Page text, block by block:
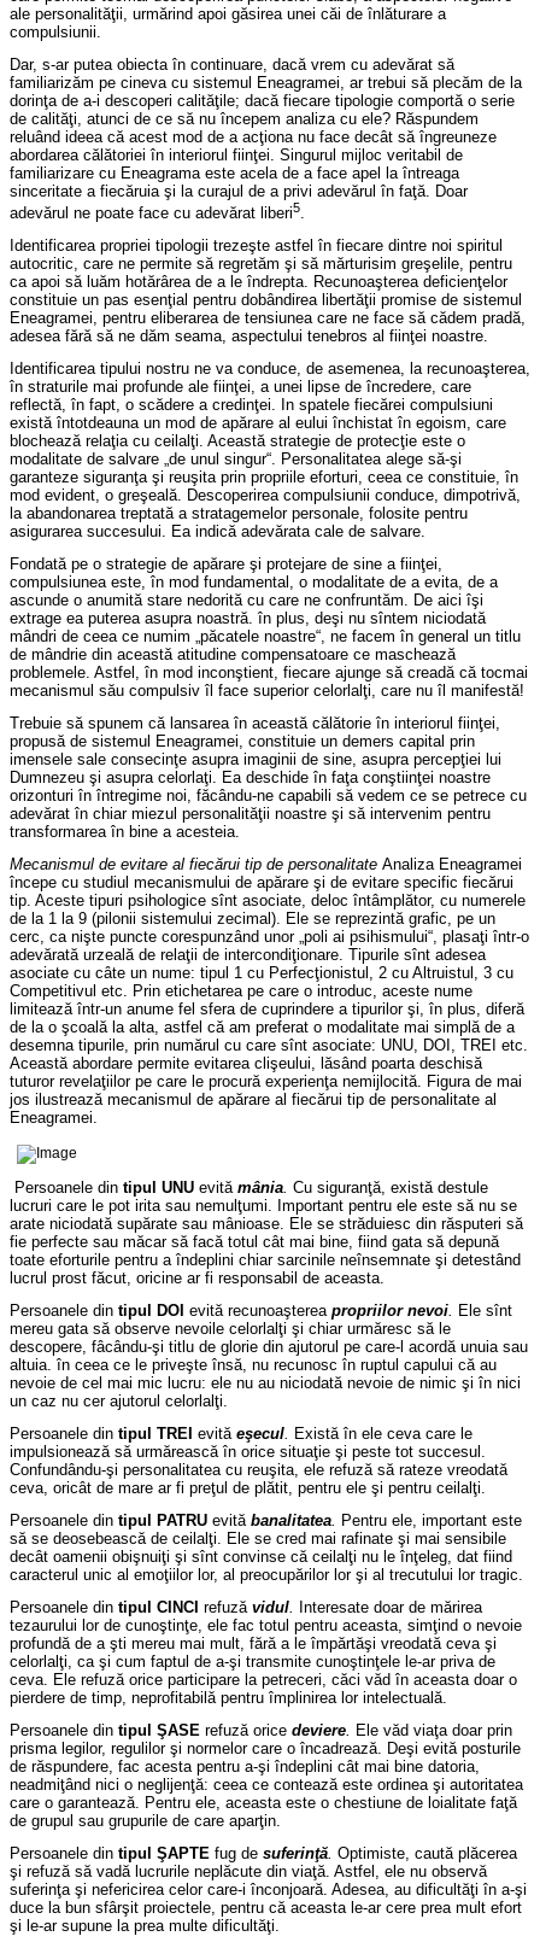
ale personalităţii, urmărind apoi găsirea unei căi de înlăturare a
compulsiunii.
Dar, s-ar putea obiecta în continuare, dacă vrem cu adevărat să
familiarizăm pe cineva cu sistemul Eneagramei, ar trebui să plecăm de la
dorinţa de a-i descoperi calităţile; dacă fiecare tipologie comportă o serie
de calităţi, atunci de ce să nu începem analiza cu ele? Răspundem
reluând ideea că acest mod de a acţiona nu face decât să îngreuneze
abordarea călătoriei în interiorul fiinţei. Singurul mijloc veritabil de
familiarizare cu Eneagrama este acela de a face apel la întreaga
sinceritate a fiecăruia şi la curajul de a privi adevărul în faţă. Doar
adevărul ne poate face cu adevărat liberi5.
Identificarea propriei tipologii trezeşte astfel în fiecare dintre noi spiritul
autocritic, care ne permite să regretăm şi să mărturisim greşelile, pentru
ca apoi să luăm hotărârea de a le îndrepta. Recunoaşterea deficienţelor
constituie un pas esenţial pentru dobândirea libertăţii promise de sistemul
Eneagramei, pentru eliberarea de tensiunea care ne face să cădem pradă,
adesea fără să ne dăm seama, aspectului tenebros al fiinţei noastre.
Identificarea tipului nostru ne va conduce, de asemenea, la recunoaşterea,
în straturile mai profunde ale fiinţei, a unei lipse de încredere, care
reflectă, în fapt, o scădere a credinţei. In spatele fiecărei compulsiuni
există întotdeauna un mod de apărare al eului închistat în egoism, care
blochează relaţia cu ceilalţi. Această strategie de protecţie este o
modalitate de salvare „de unul singur“. Personalitatea alege să-şi
garanteze siguranţa şi reuşita prin propriile eforturi, ceea ce constituie, în
mod evident, o greşeală. Descoperirea compulsiunii conduce, dimpotrivă,
la abandonarea treptată a stratagemelor personale, folosite pentru
asigurarea succesului. Ea indică adevărata cale de salvare.
Fondată pe o strategie de apărare şi protejare de sine a fiinţei,
compulsiunea este, în mod fundamental, o modalitate de a evita, de a
ascunde o anumită stare nedorită cu care ne confruntăm. De aici îşi
extrage ea puterea asupra noastră. în plus, deşi nu sîntem niciodată
mândri de ceea ce numim „păcatele noastre“, ne facem în general un titlu
de mândrie din această atitudine compensatoare ce maschează
problemele. Astfel, în mod inconştient, fiecare ajunge să creadă că tocmai
mecanismul său compulsiv îl face superior celorlalţi, care nu îl manifestă!
Trebuie să spunem că lansarea în această călătorie în interiorul fiinţei,
propusă de sistemul Eneagramei, constituie un demers capital prin
imensele sale consecinţe asupra imaginii de sine, asupra percepţiei lui
Dumnezeu şi asupra celorlaţi. Ea deschide în faţa conştiinţei noastre
orizonturi în întregime noi, făcându-ne capabili să vedem ce se petrece cu
adevărat în chiar miezul personalităţii noastre şi să intervenim pentru
transformarea în bine a acesteia.
Mecanismul de evitare al fiecărui tip de personalitate Analiza Eneagramei
începe cu studiul mecanismului de apărare şi de evitare specific fiecărui
tip. Aceste tipuri psihologice sînt asociate, deloc întâmplător, cu numerele
de la 1 la 9 (pilonii sistemului zecimal). Ele se reprezintă grafic, pe un
cerc, ca nişte puncte corespunzând unor „poli ai psihismului“, plasaţi într-o
adevărată urzeală de relaţii de intercondiţionare. Tipurile sînt adesea
asociate cu câte un nume: tipul 1 cu Perfecţionistul, 2 cu Altruistul, 3 cu
Competitivul etc. Prin etichetarea pe care o introduc, aceste nume
limitează într-un anume fel sfera de cuprindere a tipurilor şi, în plus, diferă
de la o şcoală la alta, astfel că am preferat o modalitate mai simplă de a
desemna tipurile, prin numărul cu care sînt asociate: UNU, DOI, TREI etc.
Această abordare permite evitarea clişeului, lăsând poarta deschisă
tuturor revelaţiilor pe care le procură experienţa nemijlocită. Figura de mai
jos ilustrează mecanismul de apărare al fiecărui tip de personalitate al
Eneagramei.
Persoanele din tipul UNU evită mânia. Cu siguranţă, există destule
lucruri care le pot irita sau nemulţumi. Important pentru ele este să nu se
arate niciodată supărate sau mânioase. Ele se străduiesc din răsputeri să
fie perfecte sau măcar să facă totul cât mai bine, fiind gata să depună
toate eforturile pentru a îndeplini chiar sarcinile neînsemnate şi detestând
lucrul prost făcut, oricine ar fi responsabil de aceasta.
Persoanele din tipul DOI evită recunoaşterea propriilor nevoi. Ele sînt
mereu gata să observe nevoile celorlalţi şi chiar urmăresc să le
descopere, fâcându-şi titlu de glorie din ajutorul pe care-l acordă unuia sau
altuia. în ceea ce le priveşte însă, nu recunosc în ruptul capului că au
nevoie de cel mai mic lucru: ele nu au niciodată nevoie de nimic şi în nici
un caz nu cer ajutorul celorlalţi.
Persoanele din tipul TREI evită eşecul. Există în ele ceva care le
impulsionează să urmărească în orice situaţie şi peste tot succesul.
Confundându-şi personalitatea cu reuşita, ele refuză să rateze vreodată
ceva, oricât de mare ar fi preţul de plătit, pentru ele şi pentru ceilalţi.
Persoanele din tipul PATRU evită banalitatea. Pentru ele, important este
să se deosebească de ceilalţi. Ele se cred mai rafinate şi mai sensibile
decât oamenii obişnuiţi şi sînt convinse că ceilalţi nu le înţeleg, dat fiind
caracterul unic al emoţiilor lor, al preocupărilor lor şi al trecutului lor tragic.
Persoanele din tipul CINCI refuză vidul.
Interesate doar de mărirea
tezaurului lor de cunoştinţe, ele fac totul pentru aceasta, simţind o nevoie
profundă de a şti mereu mai mult, fără a le împărtăşi vreodată ceva şi
celorlalţi, ca şi cum faptul de a-şi transmite cunoştinţele le-ar priva de
ceva. Ele refuză orice participare la petreceri, căci văd în aceasta doar o
pierdere de timp, neprofitabilă pentru împlinirea lor intelectuală.
Persoanele din tipul ŞASE refuză orice deviere. Ele văd viaţa doar prin
prisma legilor, regulilor şi normelor care o încadrează. Deşi evită posturile
de răspundere, fac acesta pentru a-şi îndeplini cât mai bine datoria,
neadmiţând nici o neglijenţă: ceea ce contează este ordinea şi autoritatea
care o garantează. Pentru ele, aceasta este o chestiune de loialitate faţă
de grupul sau grupurile de care aparţin.
Persoanele din tipul ŞAPTE fug de suferinţă. Optimiste, caută plăcerea
şi refuză să vadă lucrurile neplăcute din viaţă. Astfel, ele nu observă
suferinţa şi nefericirea celor care-i înconjoară. Adesea, au dificultăţi în a-şi
duce la bun sfârşit proiectele, pentru că aceasta le-ar cere prea mult efort
şi le-ar supune la prea multe dificultăţi.